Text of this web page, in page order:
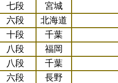
七段 宮城
六段 北海道
十段 千葉
八段 福岡
八段 千葉
六段 長野